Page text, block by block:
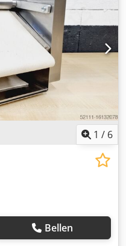
machine is
CEE-stekker
BxDxH gebruikte
gespecialiseerd
jaar ervaring!
bakplaten
instructie en
bakkerijmachines
1 / 6
Bellen